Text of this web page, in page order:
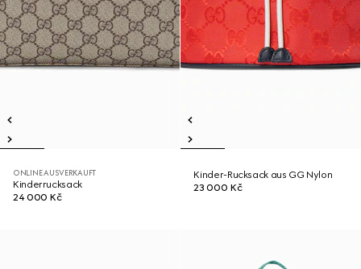
ONLINE AUSVERKAUFT
Kinderrucksack
24 000 Kč
Kinder-Rucksack aus GG Nylon
23 000 Kč